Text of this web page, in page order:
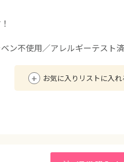
ン不使用／アレルギーテスト済
お気に入りリストに入れ